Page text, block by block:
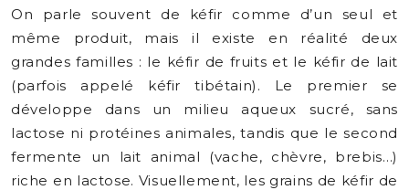
On parle souvent de kéfir comme d’un seul et
même produit, mais il existe en réalité deux
grandes familles : le kéfir de fruits et le kéfir de lait
(parfois appelé kéfir tibétain). Le premier se
développe dans un milieu aqueux sucré, sans
lactose ni protéines animales, tandis que le second
fermente un lait animal (vache, chèvre, brebis…)
riche en lactose. Visuellement, les grains de kéfir de